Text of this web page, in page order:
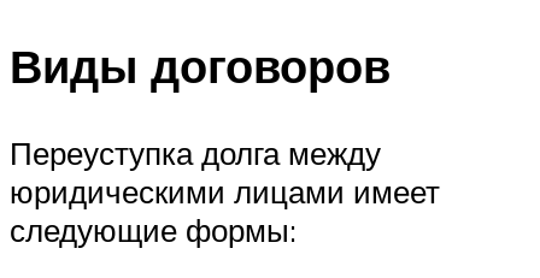
Виды договоров
Переуступка долга между
юридическими лицами имеет
следующие формы: